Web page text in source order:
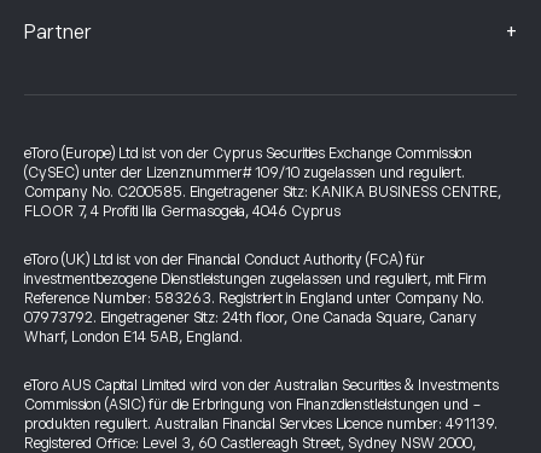
Partner +
eToro (Europe) Ltd ist von der Cyprus Securities Exchange Commission
(CySEC) unter der Lizenznummer# 109/10 zugelassen und reguliert.
Company No. C200585. Eingetragener Sitz: KANIKA BUSINESS CENTRE,
FLOOR 7, 4 Profiti Ilia Germasogeia, 4046 Cyprus
eToro (UK) Ltd ist von der Financial Conduct Authority (FCA) für
investmentbezogene Dienstleistungen zugelassen und reguliert, mit Firm
Reference Number: 583263. Registriert in England unter Company No.
07973792. Eingetragener Sitz: 24th floor, One Canada Square, Canary
Wharf, London E14 5AB, England.
eToro AUS Capital Limited wird von der Australian Securities & Investments
Commission (ASIC) für die Erbringung von Finanzdienstleistungen und -
produkten reguliert. Australian Financial Services Licence number: 491139.
Registered Office: Level 3, 60 Castlereagh Street, Sydney NSW 2000,